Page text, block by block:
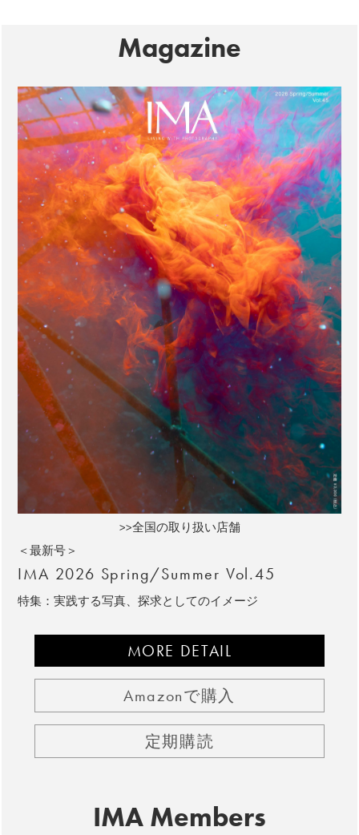
Magazine
>>全国の取り扱い店舗
＜最新号＞
IMA 2026 Spring/Summer Vol.45
特集：実践する写真、探求としてのイメージ
MORE DETAIL
Amazonで購入
定期購読
IMA Members